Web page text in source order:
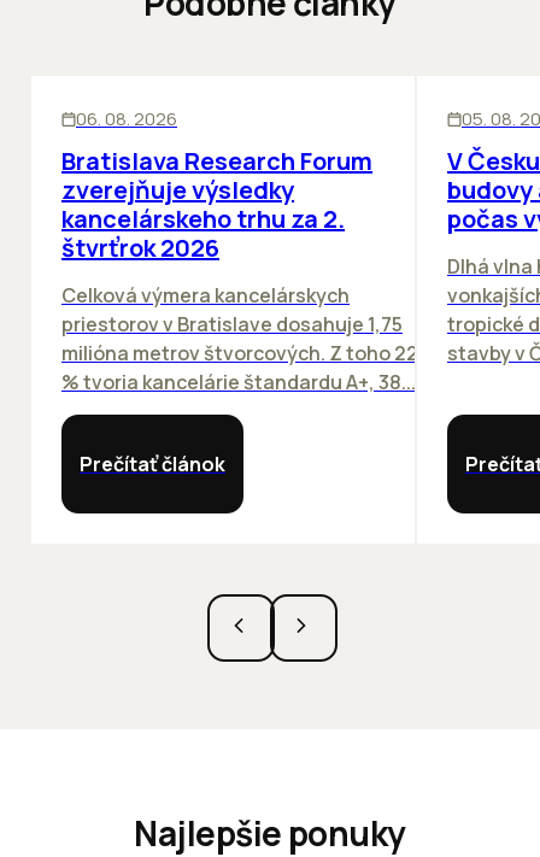
06. 08. 2026
Bratislava Research Forum
zverejňuje výsledky
kancelárskeho trhu za 2.
štvrťrok 2026
Celková výmera kancelárskych
priestorov v Bratislave dosahuje 1,75
milióna metrov štvorcových. Z toho 22
% tvoria kancelárie štandardu A+, 38...
Prečítať článok
05. 08.
V
počas
Dlhá
tropické
stavby v
Najlepšie ponuky